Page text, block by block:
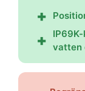
vatten